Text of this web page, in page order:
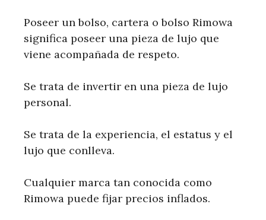
Poseer un bolso, cartera o bolso Rimowa
significa poseer una pieza de lujo que
viene acompañada de respeto.
Se trata de invertir en una pieza de lujo
personal.
Se trata de la experiencia, el estatus y el
lujo que conlleva.
Cualquier marca tan conocida como
Rimowa puede fijar precios inflados.